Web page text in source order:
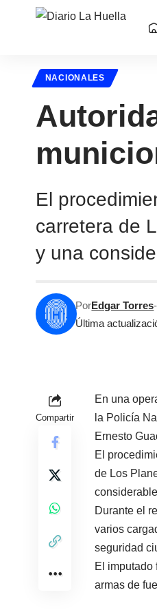
NACIONALES
El
carretera de
y una
Última
PorEdgar Torres
Compartir
En una
la Policía
Ernesto
El
de Los
Durante el
varios
seguridad
El imputado
armas de